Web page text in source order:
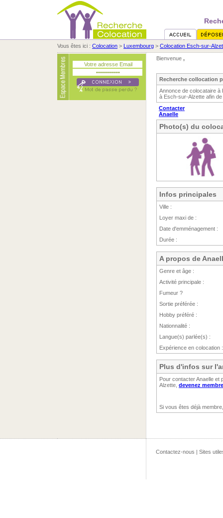
Vous êtes ici : Colocation > Luxembourg > Colocation Esch-sur-
Bienvenue ,
Recherche collocation
Annonce de colocataire à
à Esch-sur-Alzette afin
Contacter
Anaelle
Photo(s) du
Infos principales
Ville :
Loyer maxi de :
Date d'emménagement :
Durée :
A propos de
Genre et âge :
Activité principale :
Fumeur ?
Sortie préférée :
Hobby préféré :
Nationnalité :
Langue(s) parlée(s) :
Expérience en colocation :
Plus d'infos sur
Pour contacter Anaelle et
Alzette, devenez
Si vous êtes déjà
Contactez-nous | Sites